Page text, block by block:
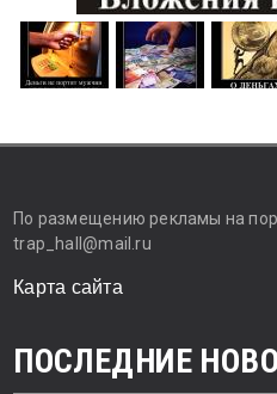
По размещению рекламы на
trap_hall@mail.ru
Карта сайта
ПОСЛЕДНИЕ